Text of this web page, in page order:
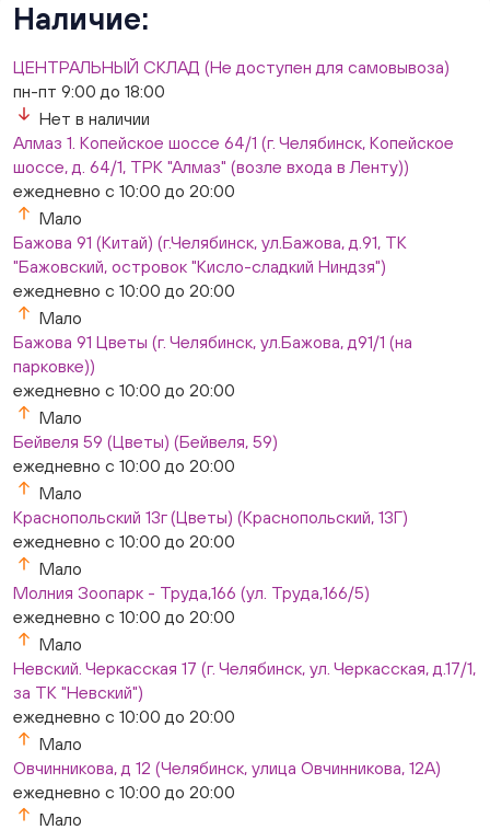
Сталеваров 5(ЦВЕТЫ) (г. Челябинск, ул. Сталеваров
ежедневно с 10:00 до 20:00
Мало
Наличие:
ЦЕНТРАЛЬНЫЙ СКЛАД (Не доступен для самовывоза)
пн-пт 9:00 до 18:00
Нет в наличии
Алмаз 1. Копейское шоссе 64/1 (г. Челябинск, Копейское
шоссе, д. 64/1, ТРК "Алмаз" (возле входа в Ленту))
ежедневно с 10:00 до 20:00
Мало
Бажова 91 (Китай) (г.Челябинск, ул.Бажова, д.91, ТК
"Бажовский, островок "Кисло-сладкий Ниндзя")
ежедневно с 10:00 до 20:00
Мало
Бажова 91 Цветы (г. Челябинск, ул.Бажова, д91/1 (на
парковке))
ежедневно с 10:00 до 20:00
Мало
Бейвеля 59 (Цветы) (Бейвеля, 59)
ежедневно с 10:00 до 20:00
Мало
Краснопольский 13г (Цветы) (Краснопольский, 13Г)
ежедневно с 10:00 до 20:00
Мало
Молния Зоопарк - Труда,166 (ул. Труда,166/5)
ежедневно с 10:00 до 20:00
Мало
Невский. Черкасская 17 (г. Челябинск, ул. Черкасская, д.17/1,
за ТК "Невский")
ежедневно с 10:00 до 20:00
Мало
Овчинникова, д 12 (Челябинск, улица Овчинникова, 12А)
ежедневно с 10:00 до 20:00
Мало